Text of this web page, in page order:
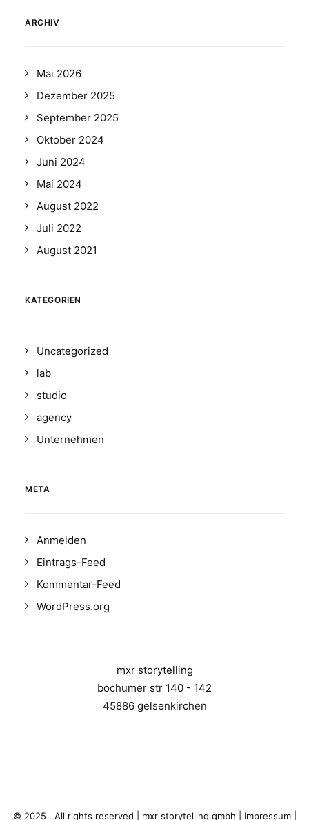
ARCHIV
Mai 2026
Dezember 2025
September 2025
Oktober 2024
Juni 2024
Mai 2024
August 2022
Juli 2022
August 2021
KATEGORIEN
Uncategorized
lab
studio
agency
Unternehmen
META
Anmelden
Eintrags-Feed
Kommentar-Feed
WordPress.org
mxr storytelling
bochumer str 140 - 142
45886 gelsenkirchen
© 2025 . All rights reserved | mxr storytelling gmbh | Impressum|